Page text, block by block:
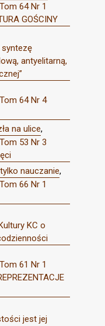
64 Nr 1
GOŚCINY
syntezę
antyelitarną,
64 Nr 4
na ulice,
53 Nr 3
nauczanie,
66 Nr 1
KC o
61 Nr 1
jest jej